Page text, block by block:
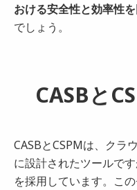
おける安全性と効率性
でしょう。
CASBと
CASBとCSPMは、クラ
に設計されたツールで
を採用しています。こ